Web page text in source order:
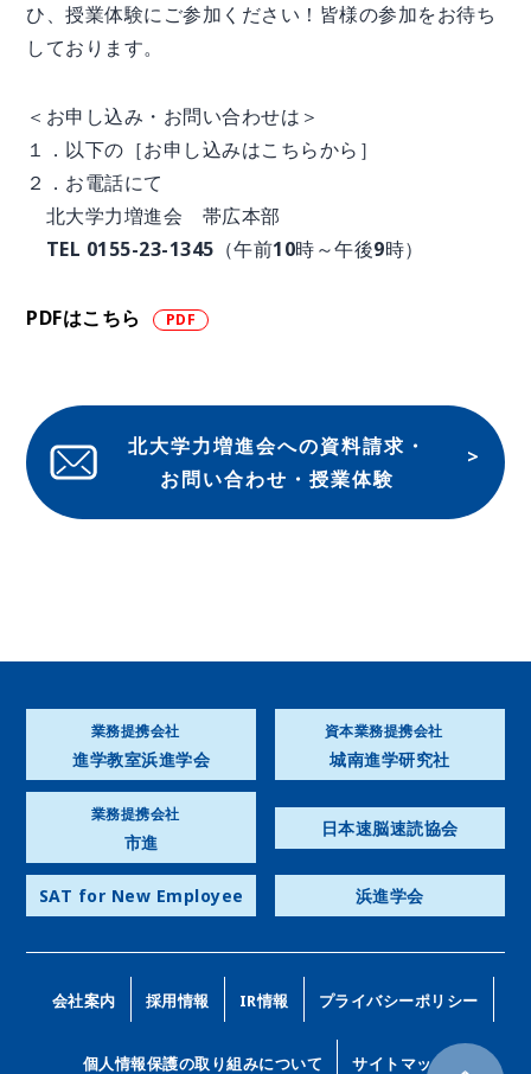
ひ、授業体験にご参加ください！皆様の参加をお待ち
しております。
＜お申し込み・お問い合わせは＞
１．以下の［お申し込みはこちらから］
２．お電話にて
北大学力増進会 帯広本部
TEL 0155-23-1345（午前10時～午後9時）
PDFはこちら
北大学力増進会への資料請求・
お問い合わせ・授業体験
業務提携会社
進学教室浜進学会
資本業務提携会社
城南進学研究社
業務提携会社
市進
日本速脳速読協会
SAT for New Employee 浜進学会
会社案内 採用情報 IR情報 プライバシーポリシー
個人情報保護の取り組みについて サイトマップ